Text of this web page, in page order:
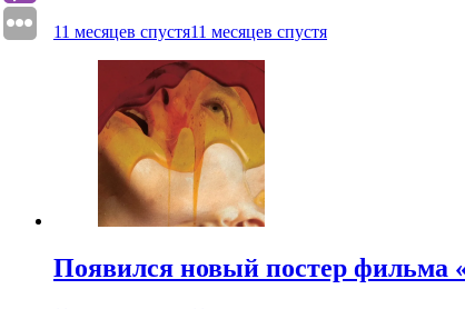
11 месяцев спустя11 месяцев спустя
Появился новый постер фильма